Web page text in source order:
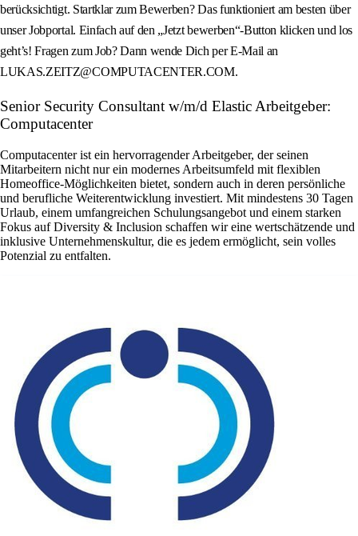
berücksichtigt. Startklar zum Bewerben? Das funktioniert am besten über
unser Jobportal. Einfach auf den „Jetzt bewerben“-Button klicken und los
geht’s! Fragen zum Job? Dann wende Dich per E-Mail an
LUKAS.ZEITZ@COMPUTACENTER.COM.
Senior Security Consultant w/m/d Elastic Arbeitgeber:
Computacenter
Computacenter ist ein hervorragender Arbeitgeber, der seinen
Mitarbeitern nicht nur ein modernes Arbeitsumfeld mit flexiblen
Homeoffice-Möglichkeiten bietet, sondern auch in deren persönliche
und berufliche Weiterentwicklung investiert. Mit mindestens 30 Tagen
Urlaub, einem umfangreichen Schulungsangebot und einem starken
Fokus auf Diversity & Inclusion schaffen wir eine wertschätzende und
inklusive Unternehmenskultur, die es jedem ermöglicht, sein volles
Potenzial zu entfalten.